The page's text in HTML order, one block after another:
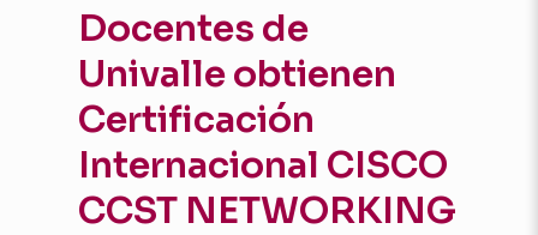
Docentes de
Univalle obtienen
Certificación
Internacional CISCO
CCST NETWORKING